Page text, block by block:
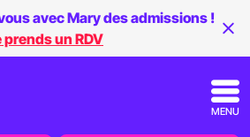
avec Mary des admissions !
prends un RDV
MENU